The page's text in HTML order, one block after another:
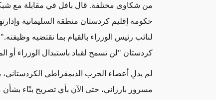
من شكاوى مختلفة. قال بافل في مقابلة مع
حكومة إقليم كردستان منطقة السليمانية
لنائب رئيس الوزراء بالقيام بما تقتضيه
كردستان "لن تسمح لقباد باستبدال الوزراء أو
لم يدلِ أعضاء الحزب الديمقراطي
مسرور بارزاني، حتى الآن بأي تصريح بنّاء بشأن